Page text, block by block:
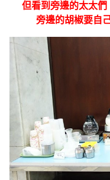
但看到旁邊的太太們
旁邊的胡椒要自